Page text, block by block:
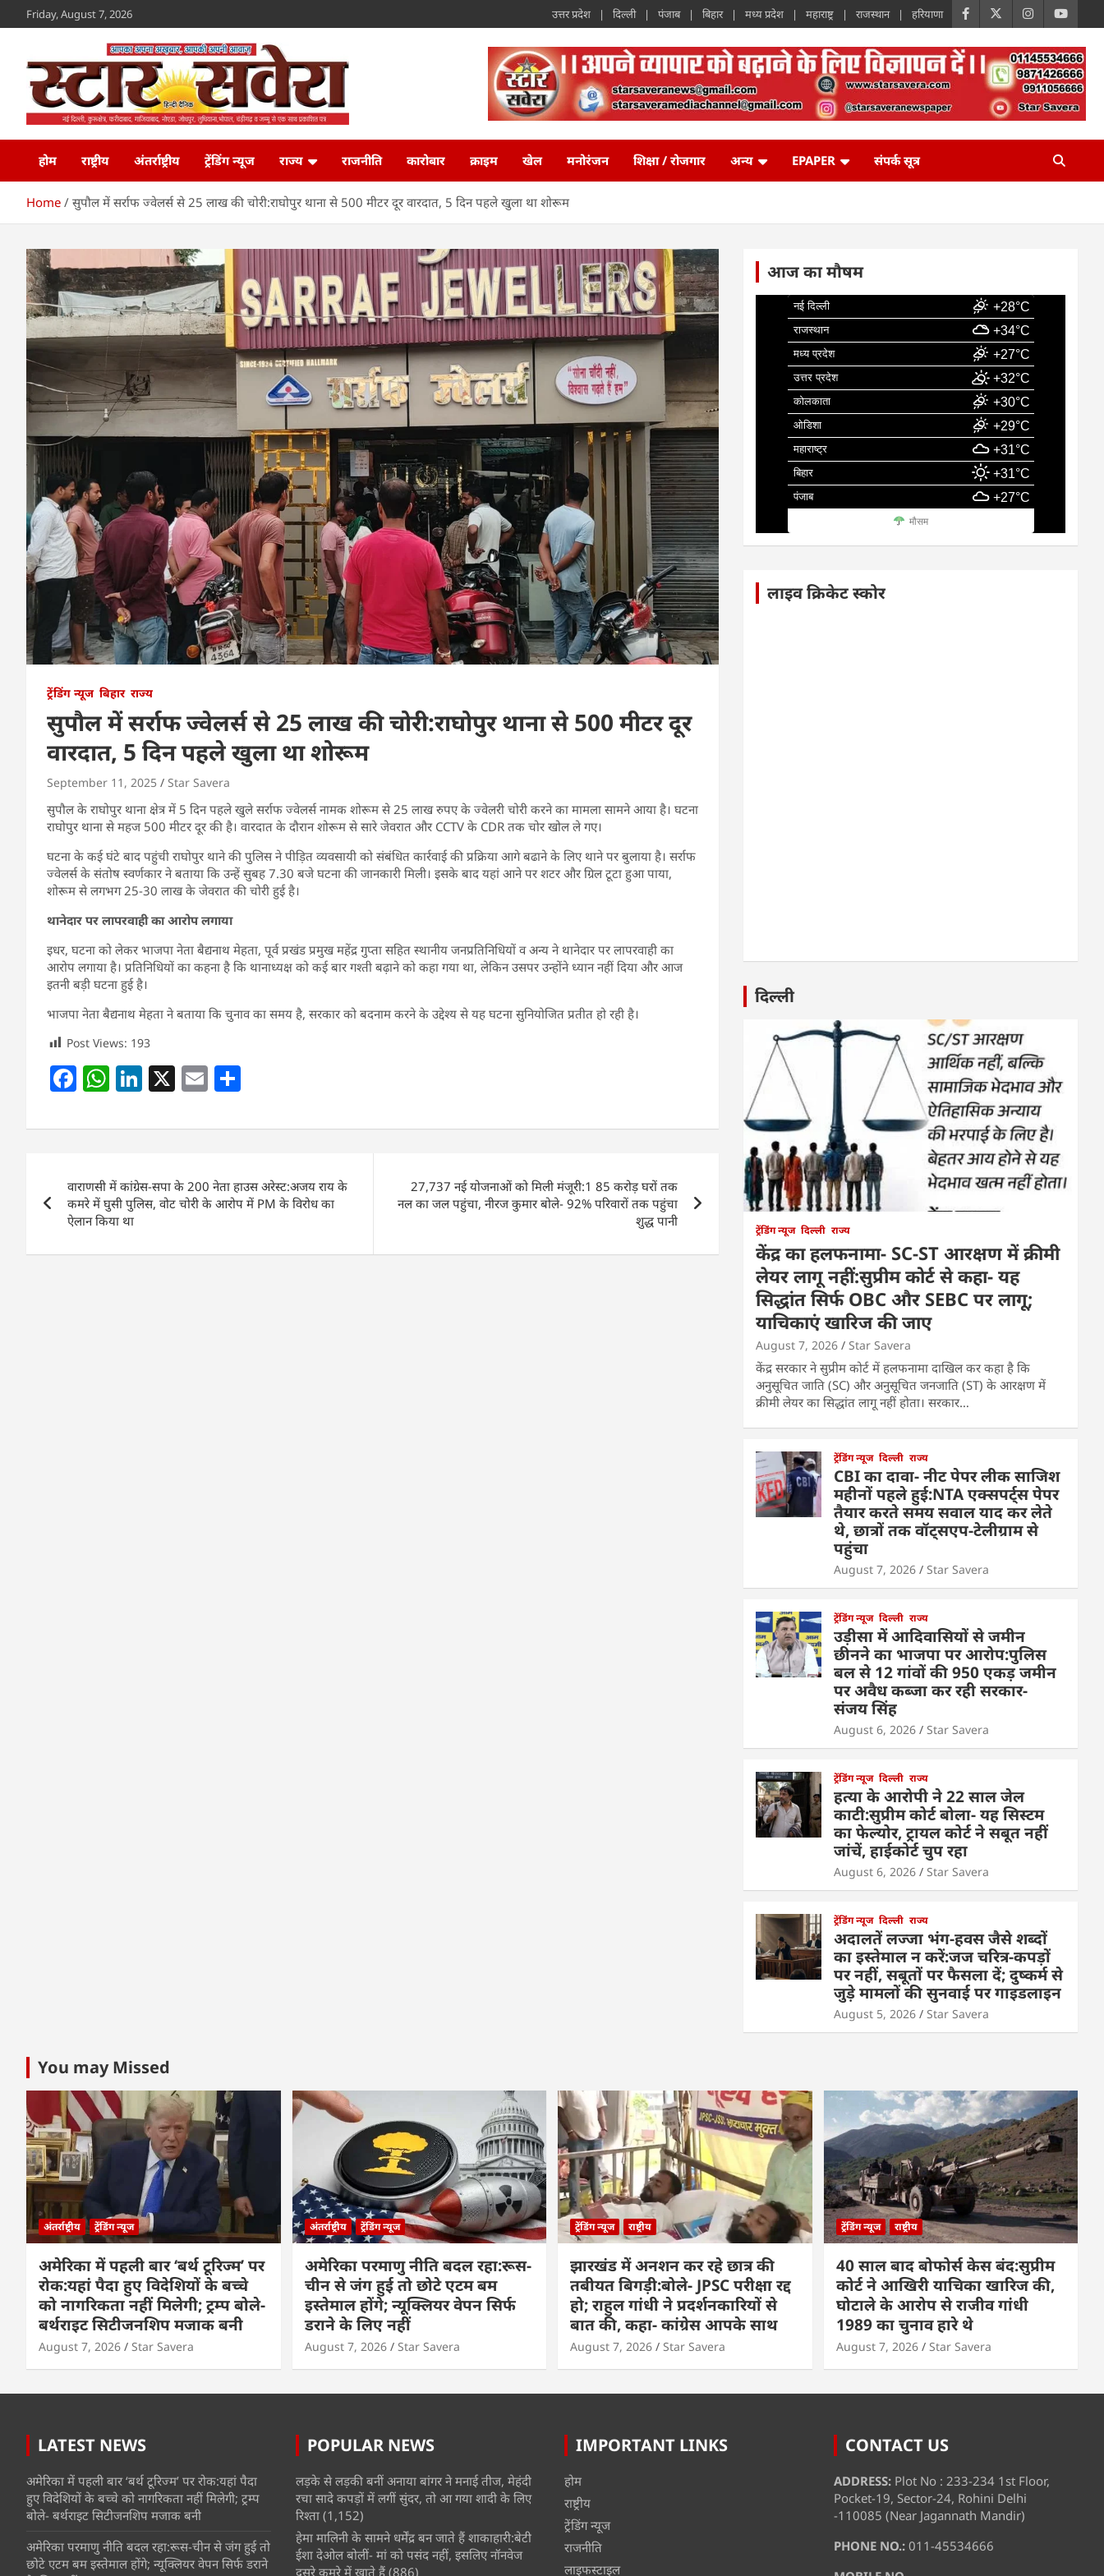
to
Friday, August 7, 2026 उत्तर प्रदेश दिल्ली पंजाब बिहार मध्य प्रदेश महाराष्ट्र राजस्थान हरियाणा
Star Savera
होम
राष्ट्रीय अंतर्राष्ट्रीय ट्रेंडिंग न्यूज राज्य राजनीति कारोबार क्राइम खेल मनोरंजन शिक्षा / रोजगार अन्य EPAPER संपर्क सूत्र
Home सुपौल में सर्राफ ज्वेलर्स से 25 लाख की चोरी:राघोपुर थाना से 500 मीटर दूर वारदात, 5 दिन पहले खुला था शोरूम
ट्रेंडिंग न्यूज बिहार राज्य
सुपौल में सर्राफ ज्वेलर्स से 25 लाख की चोरी:राघोपुर थाना से 500 मीटर दूर
वारदात, 5 दिन पहले खुला था शोरूम
September 11, 2025 Star Savera
सुपौल के राघोपुर थाना क्षेत्र में 5 दिन पहले खुले सर्राफ ज्वेलर्स नामक शोरूम से 25 लाख रुपए के ज्वेलरी चोरी करने का मामला सामने आया है। घटना
राघोपुर थाना से महज 500 मीटर दूर की है। वारदात के दौरान शोरूम से सारे जेवरात और CCTV के CDR तक चोर खोल ले गए।
घटना के कई घंटे बाद पहुंची राघोपुर थाने की पुलिस ने पीड़ित व्यवसायी को संबंधित कार्रवाई की प्रक्रिया आगे बढाने के लिए थाने पर बुलाया है। सर्राफ
ज्वेलर्स के संतोष स्वर्णकार ने बताया कि उन्हें सुबह 7.30 बजे घटना की जानकारी मिली। इसके बाद यहां आने पर शटर और ग्रिल टूटा हुआ पाया,
शोरूम से लगभग 25-30 लाख के जेवरात की चोरी हुई है।
थानेदार पर लापरवाही का आरोप लगाया
इधर, घटना को लेकर भाजपा नेता बैद्यनाथ मेहता, पूर्व प्रखंड प्रमुख महेंद्र गुप्ता सहित स्थानीय जनप्रतिनिधियों व अन्य ने थानेदार पर लापरवाही का
आरोप लगाया है। प्रतिनिधियों का कहना है कि थानाध्यक्ष को कई बार गश्ती बढ़ाने को कहा गया था, लेकिन उसपर उन्होंने ध्यान नहीं दिया और आज
इतनी बड़ी घटना हुई है।
भाजपा नेता बैद्यनाथ मेहता ने बताया कि चुनाव का समय है, सरकार को बदनाम करने के उद्देश्य से यह घटना सुनियोजित प्रतीत हो रही है।
Post Views: 193
F
c
b
o
o
k
W
at
A
p
p
Li
k
dI
n
X E
ai ar
navigation
वाराणसी में कांग्रेस-सपा के 200 नेता हाउस अरेस्ट:अजय राय के
कमरे में घुसी पुलिस, वोट चोरी के आरोप में PM के विरोध का
ऐलान किया था
27,737 नई योजनाओं को मिली मंजूरी:1 85 करोड़ घरों तक
नल का जल पहुंचा, नीरज कुमार बोले- 92% परिवारों तक पहुंचा
शुद्ध पानी
आज का मौषम
नई दिल्ली +28°C
राजस्थान +34°C
मध्य प्रदेश +27°C
उत्तर प्रदेश +32°C
कोलकाता +30°C
ओडिशा +29°C
महाराष्ट्र +31°C
बिहार +31°C
पंजाब +27°C
मौसम
लाइव क्रिकेट स्कोर
दिल्ली
ट्रेंडिंग न्यूज दिल्ली राज्य
केंद्र का हलफनामा- SC-ST आरक्षण में क्रीमी
लेयर लागू नहीं:सुप्रीम कोर्ट से कहा- यह
सिद्धांत सिर्फ OBC और SEBC पर लागू;
याचिकाएं खारिज की जाए
August 7, 2026 Star Savera
केंद्र सरकार ने सुप्रीम कोर्ट में हलफनामा दाखिल कर कहा है कि
अनुसूचित जाति (SC) और अनुसूचित जनजाति (ST) के आरक्षण में
क्रीमी लेयर का सिद्धांत लागू नहीं होता। सरकार…
ट्रेंडिंग न्यूज दिल्ली राज्य
CBI का दावा- नीट पेपर लीक साजिश
महीनों पहले हुई:NTA एक्सपर्ट्स पेपर
तैयार करते समय सवाल याद कर लेते
थे, छात्रों तक वॉट्सएप-टेलीग्राम से
पहुंचा
August 7, 2026 Star Savera
ट्रेंडिंग न्यूज दिल्ली राज्य
उड़ीसा में आदिवासियों से जमीन
छीनने का भाजपा पर आरोप:पुलिस
बल से 12 गांवों की 950 एकड़ जमीन
पर अवैध कब्जा कर रही सरकार-
संजय सिंह
August 6, 2026 Star Savera
ट्रेंडिंग न्यूज दिल्ली राज्य
हत्या के आरोपी ने 22 साल जेल
काटी:सुप्रीम कोर्ट बोला- यह सिस्टम
का फेल्योर, ट्रायल कोर्ट ने सबूत नहीं
जांचें, हाईकोर्ट चुप रहा
August 6, 2026 Star Savera
ट्रेंडिंग न्यूज दिल्ली राज्य
अदालतें लज्जा भंग-हवस जैसे शब्दों
का इस्तेमाल न करें:जज चरित्र-कपड़ों
पर नहीं, सबूतों पर फैसला दें; दुष्कर्म से
जुड़े मामलों की सुनवाई पर गाइडलाइन
August 5, 2026 Star Savera
You may Missed
अंतर्राष्ट्रीय ट्रेंडिंग न्यूज
अमेरिका में पहली बार ‘बर्थ टूरिज्म’ पर
रोक:यहां पैदा हुए विदेशियों के बच्चे
को नागरिकता नहीं मिलेगी; ट्रम्प बोले-
बर्थराइट सिटीजनशिप मजाक बनी
August 7, 2026 Star Savera
अंतर्राष्ट्रीय ट्रेंडिंग न्यूज
अमेरिका परमाणु नीति बदल रहा:रूस-
चीन से जंग हुई तो छोटे एटम बम
इस्तेमाल होंगे; न्यूक्लियर वेपन सिर्फ
डराने के लिए नहीं
August 7, 2026 Star Savera
ट्रेंडिंग न्यूज राष्ट्रीय
झारखंड में अनशन कर रहे छात्र की
तबीयत बिगड़ी:बोले- JPSC परीक्षा रद्द
हो; राहुल गांधी ने प्रदर्शनकारियों से
बात की, कहा- कांग्रेस आपके साथ
August 7, 2026 Star Savera
ट्रेंडिंग न्यूज राष्ट्रीय
40 साल बाद बोफोर्स केस बंद:सुप्रीम
कोर्ट ने आखिरी याचिका खारिज की,
घोटाले के आरोप से राजीव गांधी
1989 का चुनाव हारे थे
August 7, 2026 Star Savera
LATEST NEWS
अमेरिका में पहली बार ‘बर्थ टूरिज्म’ पर रोक:यहां पैदा
हुए विदेशियों के बच्चे को नागरिकता नहीं मिलेगी; ट्रम्प
बोले- बर्थराइट सिटीजनशिप मजाक बनी
अमेरिका परमाणु नीति बदल रहा:रूस-चीन से जंग हुई तो
छोटे एटम बम इस्तेमाल होंगे; न्यूक्लियर वेपन सिर्फ डराने
POPULAR NEWS
लड़के से लड़की बनीं अनाया बांगर ने मनाई तीज, मेहंदी
रचा सादे कपड़ों में लगीं सुंदर, तो आ गया शादी के लिए
रिश्ता (1,152)
हेमा मालिनी के सामने धर्मेंद्र बन जाते हैं शाकाहारी:बेटी
ईशा देओल बोलीं- मां को पसंद नहीं, इसलिए नॉनवेज
दूसरे कमरे में खाते हैं (886)
IMPORTANT LINKS
होम
राष्ट्रीय
ट्रेंडिंग न्यूज
राजनीति
लाइफस्टाइल
CONTACT US
ADDRESS: Plot No : 233-234 1st Floor,
Pocket-19, Sector-24, Rohini Delhi
-110085 (Near Jagannath Mandir)
PHONE NO.: 011-45534666